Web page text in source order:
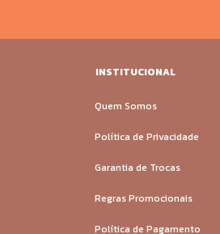
INSTITUCIONAL
Quem Somos
Política de Privacidade
Garantia de Trocas
Regras Promocionais
Política de Pagamento